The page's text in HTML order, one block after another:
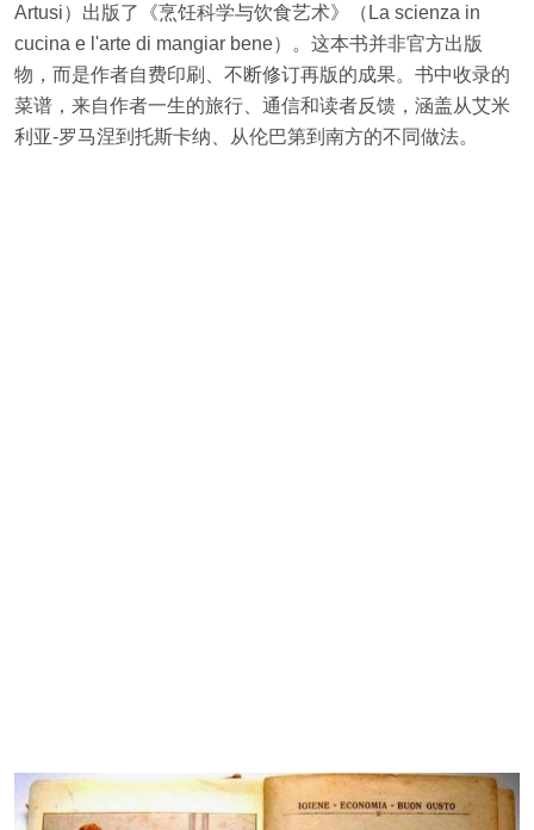
Artusi）出版了《烹饪科学与饮食艺术》（La scienza in
cucina e l'arte di mangiar bene）。这本书并非官方出版
物，而是作者自费印刷、不断修订再版的成果。书中收录的
菜谱，来自作者一生的旅行、通信和读者反馈，涵盖从艾米
利亚-罗马涅到托斯卡纳、从伦巴第到南方的不同做法。